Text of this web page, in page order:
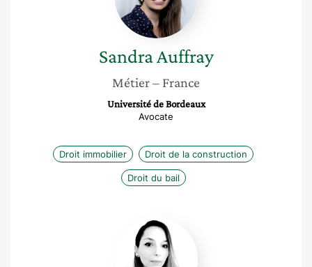
SandraAuffray
Métier– France
Université de Bordeaux
Avocate
Droit immobilier Droit de la construction
Droit du bail
Hania
Kassoul